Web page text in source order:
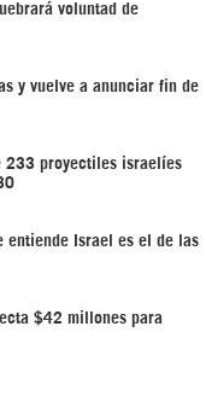
voluntad de
y vuelve a anunciar fin de
233 proyectiles israelíes
entiende Israel es el de las
$42 millones para